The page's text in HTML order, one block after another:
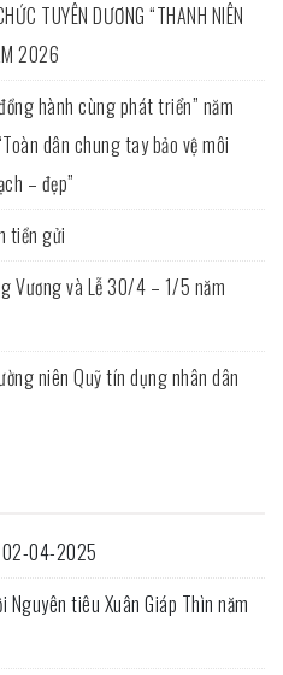
TUYÊN DƯƠNG “THANH NIÊN
2026
hành cùng phát triển” năm
dân chung tay bảo vệ môi
– đẹp”
tiền gửi
Vương và Lễ 30/4 – 1/5 năm
niên Quỹ tín dụng nhân dân
02-04-2025
tiêu Xuân Giáp Thìn năm